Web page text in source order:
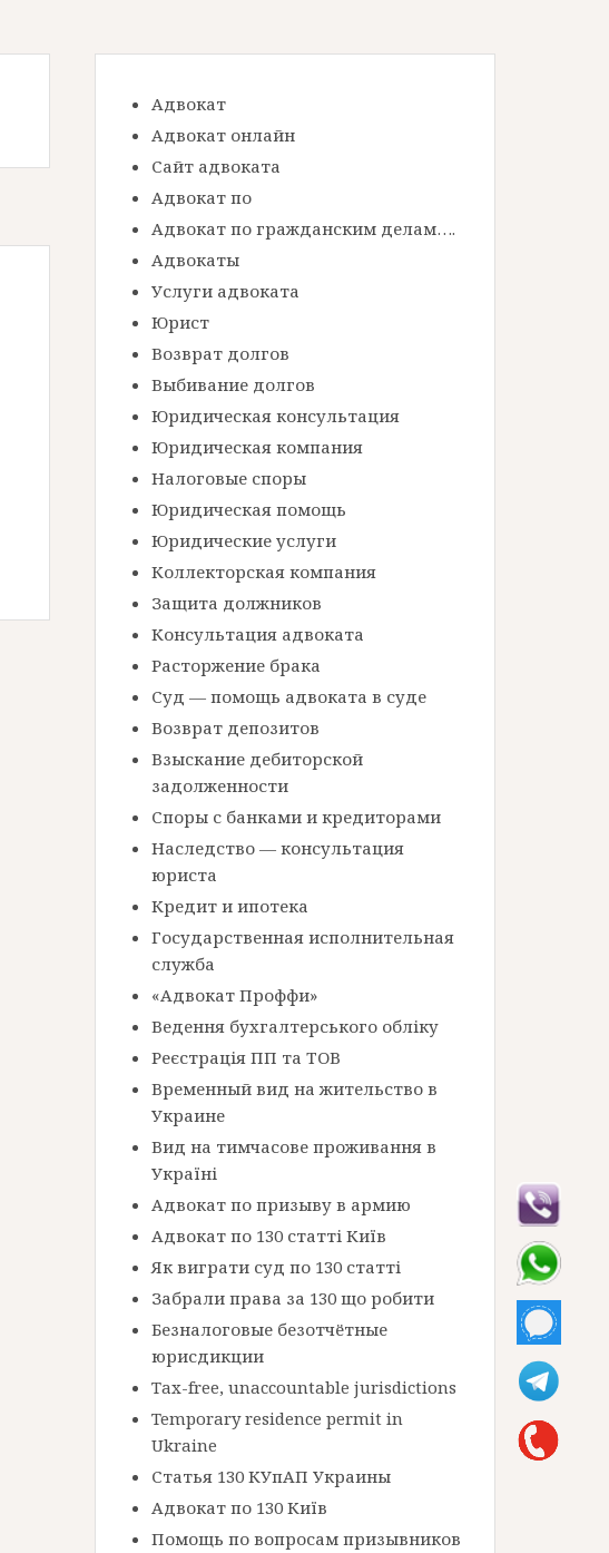
Адвокат
Адвокат онлайн
Сайт адвоката
Адвокат по
Адвокат по гражданским делам….
Адвокаты
Услуги адвоката
Юрист
Возврат долгов
Выбивание долгов
Юридическая консультация
Юридическая компания
Налоговые споры
Юридическая помощь
Юридические услуги
Коллекторская компания
Защита должников
Консультация адвоката
Расторжение брака
Суд — помощь адвоката в суде
Возврат депозитов
Взыскание дебиторской
задолженности
Споры с банками и кредиторами
Наследство — консультация
юриста
Кредит и ипотека
Государственная исполнительная
служба
«Адвокат Проффи»
Ведення бухгалтерського обліку
Реєстрація ПП та ТОВ
Временный вид на жительство в
Украине
Вид на тимчасове проживання в
Україні
Адвокат по призыву в армию
Адвокат по 130 статті Київ
Як виграти суд по 130 статті
Забрали права за 130 що робити
Безналоговые безотчётные
юрисдикции
Tax-free, unaccountable jurisdictions
Temporary residence permit in
Ukraine
Статья 130 КУпАП Украины
Адвокат по 130 Київ
Помощь по вопросам призывников